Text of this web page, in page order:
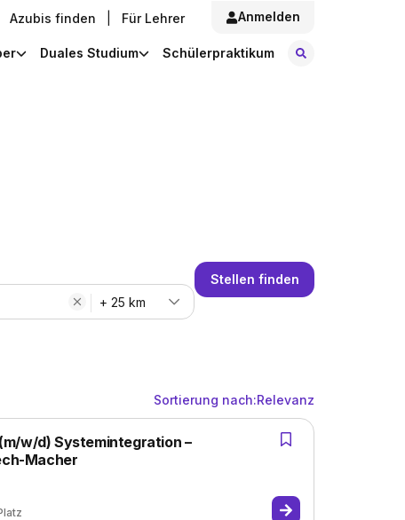
Azubis finden Für Lehrer Anmelden
Duales Studium Schülerpraktikum
+ 25 km
Stellen finden
Sortierung nach:Relevanz
w/d) Systemintegration –
Macher